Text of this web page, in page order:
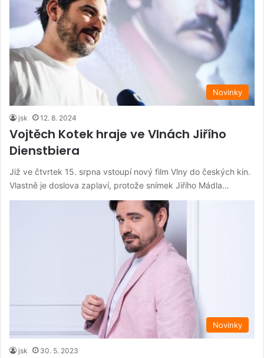
Novinky
jsk 12. 8. 2024
Vojtěch Kotek hraje ve Vlnách Jiřího
Dienstbiera
Již ve čtvrtek 15. srpna vstoupí nový film Vlny do českých kin.
Vlastně je doslova zaplaví, protože snímek Jiřího Mádla…
Novinky
jsk 30. 5. 2023